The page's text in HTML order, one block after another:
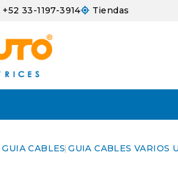
+52 33-1197-3914 Tiendas
GUIA CABLES GUIA CABLES VARIOS